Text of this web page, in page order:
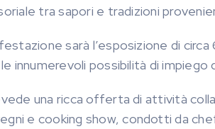
tra sapori e tradizioni
sarà l’esposizione di
innumerevoli possibilità di impiego
una ricca offerta di attività
e cooking show, condotti da